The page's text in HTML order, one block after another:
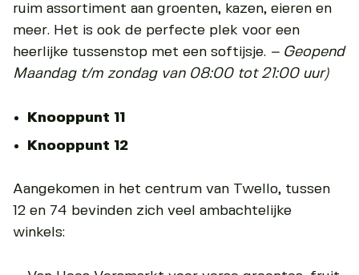
ruim assortiment aan groenten, kazen, eieren en
meer. Het is ook de perfecte plek voor een
heerlijke tussenstop met een softijsje. – Geopend
Maandag t/m zondag van 08:00 tot 21:00 uur)
Knooppunt 11
Knooppunt 12
Aangekomen in het centrum van Twello, tussen
12 en 74 bevinden zich veel ambachtelijke
winkels: